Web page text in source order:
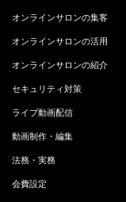
オンラインサロンの集客
オンラインサロンの活用
オンラインサロンの紹介
セキュリティ対策
ライブ動画配信
動画制作・編集
法務・実務
会費設定